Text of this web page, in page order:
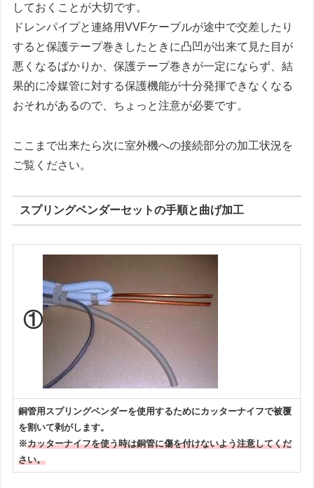
しておくことが大切です。
ドレンパイプと連絡用VVFケーブルが途中で交差したり
すると保護テープ巻きしたときに凸凹が出来て見た目が
悪くなるばかりか、保護テープ巻きが一定にならず、結
果的に冷媒管に対する保護機能が十分発揮できなくなる
おそれがあるので、ちょっと注意が必要です。
ここまで出来たら次に室外機への接続部分の加工状況を
ご覧ください。
スプリングベンダーセットの手順と曲げ加工
①
銅管用スプリングベンダーを使用するためにカッターナイフで被覆
を割いて剥がします。
※カッターナイフを使う時は銅管に傷を付けないよう注意してくだ
さい。